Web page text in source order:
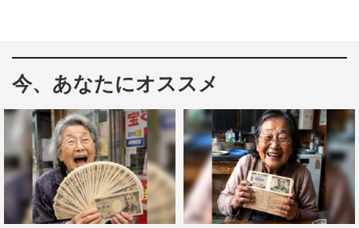
泥を焼却処分する過程で発生する煙をできるだけ周りに迷
惑をかけないようにするため、高さ150メートルもの巨大
煙突は作られた。ところが、周辺環境に配慮して高くした
ことと、巨大地震でも崩れない堅固さが、皮肉にも解体す
る上では難関として立ちはだかる。
上空150メートルで繰り広げられる巨大煙突と職人たちの
熱き戦いに密着するのは、元格闘家で若いころには解体現
今、あなたにオススメ